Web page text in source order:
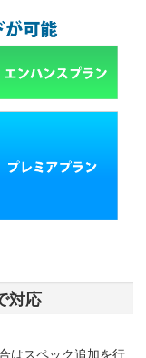
対応
はスペック追加を行